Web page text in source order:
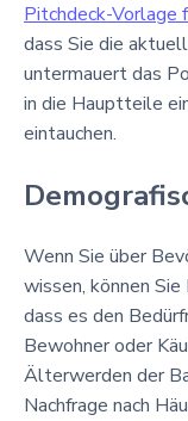
Pitchdeck-Vorlage
dass Sie die
untermauert das
in die Hauptteile
eintauchen.
Wenn Sie über
wissen, können
dass es den
Bewohner oder
Älterwerden der
Nachfrage nach